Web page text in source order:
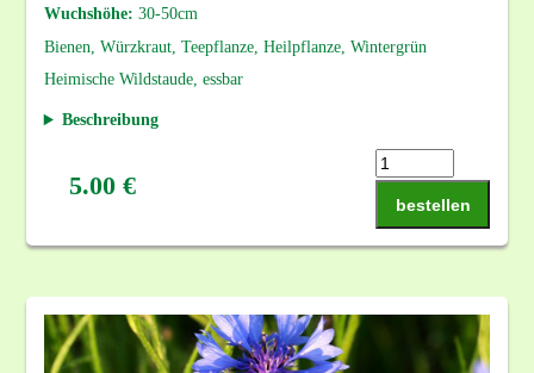
Wuchshöhe: 30-50cm
Bienen, Würzkraut, Teepflanze, Heilpflanze, Wintergrün
Heimische Wildstaude, essbar
Beschreibung
5.00 €
bestellen